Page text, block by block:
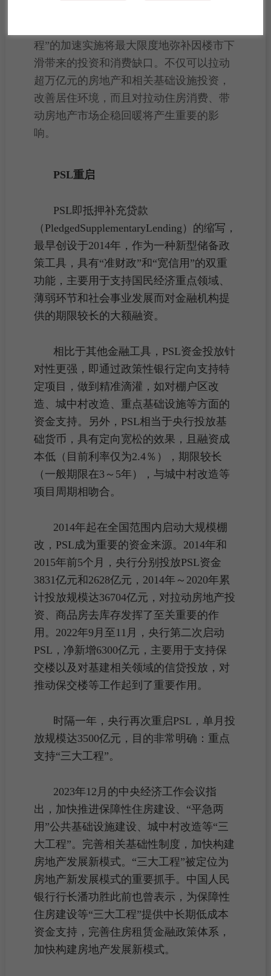
程”的加速实施将最大限度地弥补因楼市下
滑带来的投资和消费缺口。不仅可以拉动
超万亿元的房地产和相关基础设施投资，
改善居住环境，而且对拉动住房消费、带
动房地产市场企稳回暖将产生重要的影
响。
PSL重启
PSL即抵押补充贷款
（PledgedSupplementaryLending）的缩写，
最早创设于2014年，作为一种新型储备政
策工具，具有“准财政”和“宽信用”的双重
功能，主要用于支持国民经济重点领域、
薄弱环节和社会事业发展而对金融机构提
供的期限较长的大额融资。
相比于其他金融工具，PSL资金投放针
对性更强，即通过政策性银行定向支持特
定项目，做到精准滴灌，如对棚户区改
造、 城中村改造、重点基础设施等方面的
资金支持。另外，PSL相当于央行投放基
础货币，具有定向宽松的效果，且融资成
本低（目前利率仅为2.4％），期限较长
（一般期限在3～5年），与城中村改造等
项目 周期相吻合。
2014年起在全国范围内启动大规模棚
改，PSL成为重要的资金来源。2014年和
2015年前5个月，央行分别投放PSL资金
3831亿元和2628亿元，2014年～2020年累
计投放规模达36704亿元，对拉动房地产投
资、商品房去库存发挥了至关重要的作
用。2022年9月至11月，央行第二次启动
PSL，净新增6300亿元，主要用于支持保
交楼以及对基建相关领域的信贷投放，对
推动保交楼等工作起到了重要作用。
时隔一年，央行再次重启PSL，单月投
放规模达3500亿元，目的非常明确：重点
支持“三大工程”。
2023年12月的中央经济工作会议指
出，加快推进保障性住房建设、“平急两
用”公共基础设施建设、 城中村改造等“三
大工程”。完善相关基础性制度，加快构建
房地产发展新模式。“三大工程”被定位为
房地产新发展模式的重要抓手。中国人民
银行行长潘功胜此前也曾表示，为保障性
住房建设等“三大工程”提供中长期低成本
资金支持，完善住房租赁金融政策体系，
加快构建房地产发展新模式。